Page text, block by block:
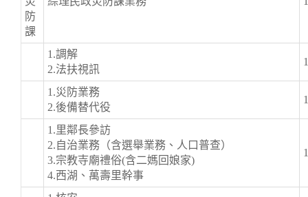
防
課
1.調解
2.法扶視訊
1.災防業務
2.後備替代役
1.里鄰長參訪
2.自治業務（含選舉業務、人口普查）
3.宗教寺廟禮俗(含二媽回娘家)
4.西湖、萬壽里幹事